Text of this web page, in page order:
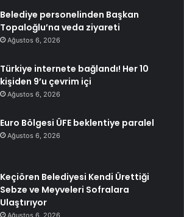
Belediye personelinden Başkan
Topaloğlu’na veda ziyareti
Ağustos 6, 2026
Türkiye internete bağlandı! Her 10
kişiden 9’u çevrim içi
Ağustos 6, 2026
Euro Bölgesi ÜFE beklentiye paralel
Ağustos 6, 2026
Keçiören Belediyesi Kendi Ürettiği
Sebze ve Meyveleri Sofralara
Ulaştırıyor
Ağustos 6, 2026